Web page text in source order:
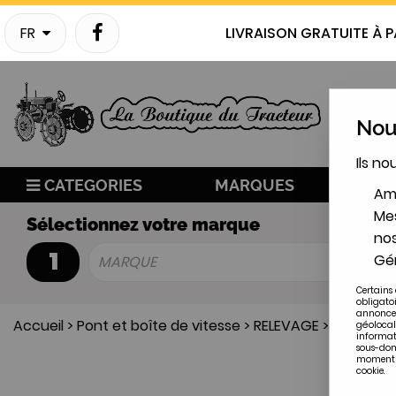
FR LIVRAISON GRATUITE À
CATEGORIES MARQUES
Sélectionnez votre marque
1 MARQUE
Accueil > Pont et boîte de vitesse > RELEVAGE >
Ils
Certains
sous-
moment
cookie.